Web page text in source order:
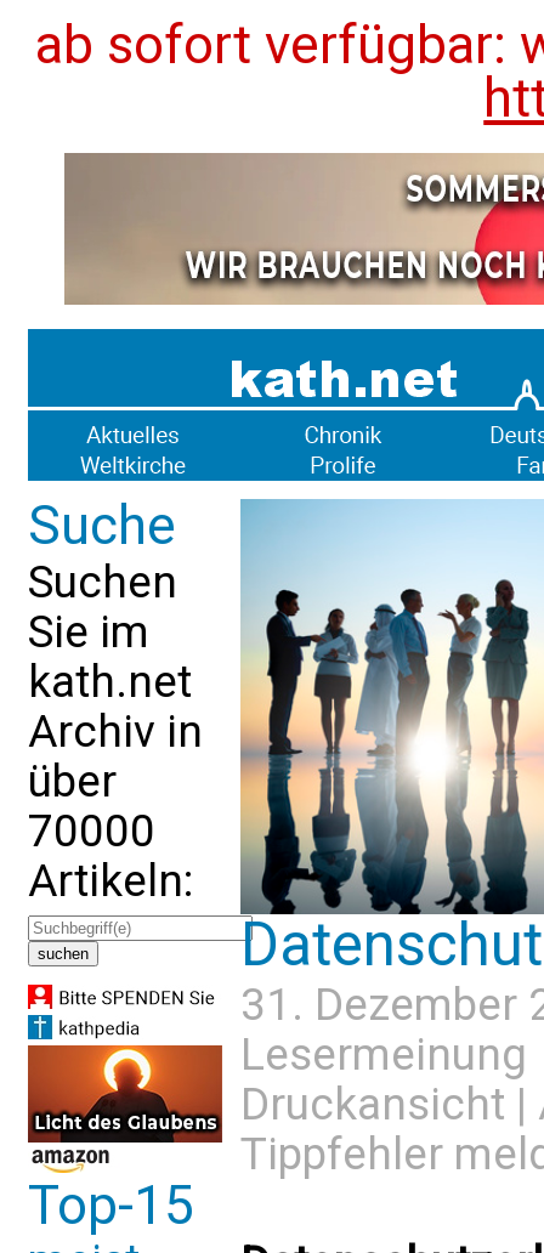
ab sofort verfügbar:
Suche
Suchen
Sie im
kath.net
Archiv in
über
70000
Artikeln:
Top-15
31. Dezember
Lesermeinung
Druckansicht |
Tippfehler